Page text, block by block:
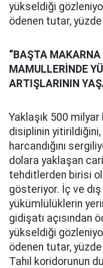
yükseldiği
ödenen tutar,
“BAŞTA MAKARNA
MAMULLERİNDE
ARTIŞLARININ
Yaklaşık 500
disiplinin yitirildiğini,
harcandığını
dolara yaklaşan
tehditlerden birisi
gösteriyor. İç ve
yükümlülüklerin
gidişatı açısından
yükseldiği
ödenen tutar,
Tahıl koridorunun